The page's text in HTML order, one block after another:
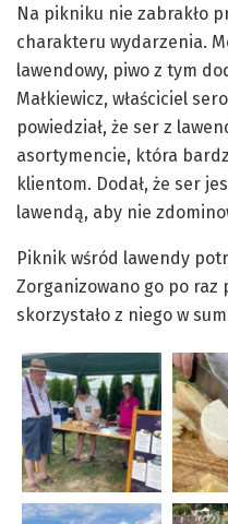
Na pikniku nie zabrakło
charakteru wydarzenia.
lawendowy, piwo z tym
Małkiewicz, właściciel
powiedział, że ser z
asortymencie, która
klientom. Dodał, że ser
lawendą, aby nie
Piknik wśród lawendy
Zorganizowano go po raz
skorzystało z niego w